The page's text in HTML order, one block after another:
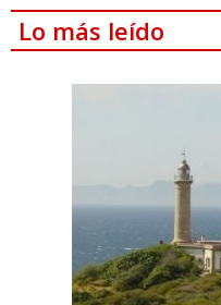
Lo más leído